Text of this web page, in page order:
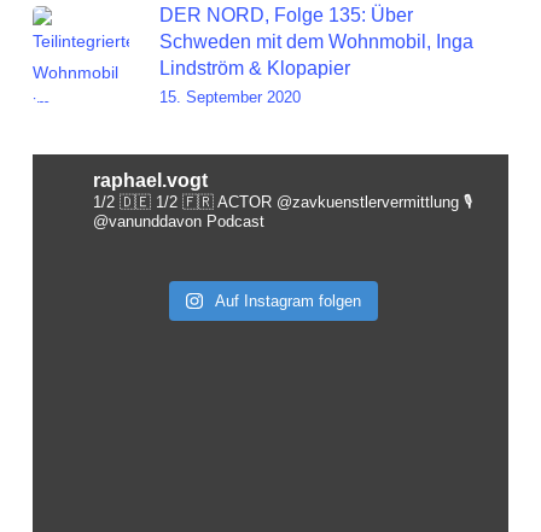
DER NORD, Folge 135: Über
Schweden mit dem Wohnmobil, Inga
Lindström & Klopapier
15. September 2020
raphael.vogt
1/2 🇩🇪 1/2 🇫🇷 ACTOR @zavkuenstlervermittlung 🎙️
@vanunddavon Podcast
Auf Instagram folgen